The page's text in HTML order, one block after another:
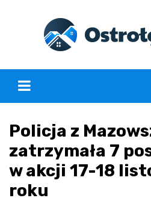
Policja z
zatrzymała 7
w akcji 17-18
roku